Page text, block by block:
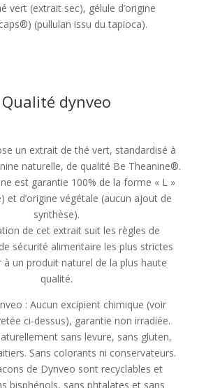
vert (extrait sec), gélule d’origine
(pullulan issu du tapioca).
Qualité dynveo
un extrait de thé vert, standardisé à
naturelle, de qualité Be Theanine®.
est garantie 100% de la forme « L »
et d’origine végétale (aucun ajout de
synthèse).
de cet extrait suit les règles de
sécurité alimentaire les plus strictes
un produit naturel de la plus haute
qualité.
: Aucun excipient chimique (voir
ci-dessus), garantie non irradiée.
sans levure, sans gluten,
Sans colorants ni conservateurs.
de Dynveo sont recyclables et
bisphénols, sans phtalates et sans